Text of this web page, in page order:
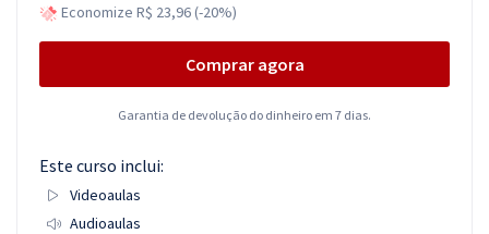
Economize R$ 23,96 (-20%)
Comprar agora
Garantia de devolução do dinheiro em 7 dias.
Este curso inclui:
Videoaulas
Audioaulas